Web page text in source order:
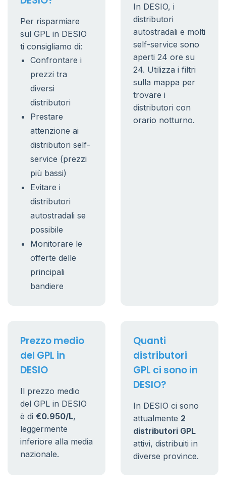
Per risparmiare
sul GPL in DESIO
ti consigliamo di:
Confrontare i
prezzi tra
diversi
distributori
Prestare
attenzione ai
distributori self-
service (prezzi
più bassi)
Evitare i
distributori
autostradali se
possibile
Monitorare le
offerte delle
principali
bandiere
In DESIO, i
distributori
autostradali e molti
self-service sono
aperti 24 ore su
24. Utilizza i filtri
sulla mappa per
trovare i
distributori con
orario notturno.
Prezzo medio
del GPL in
DESIO
Il prezzo medio
del GPL in DESIO
è di €0.950/L,
leggermente
inferiore alla media
nazionale.
Quanti
distributori
GPL ci sono in
DESIO?
In DESIO ci sono
attualmente 2
distributori GPL
attivi, distribuiti in
diverse province.